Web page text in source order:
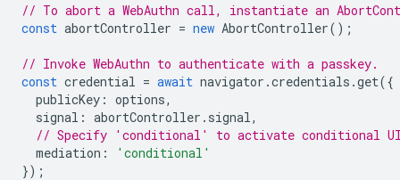
// To abort a WebAuthn call, instantiate an
const abortController = new AbortController();
// Invoke WebAuthn to authenticate with a passkey.
const credential = await navigator .credentials .get({
publicKey : options,
signal : abortController . signal ,
// Specify 'conditional' to activate conditional
mediation :
'conditional'
});